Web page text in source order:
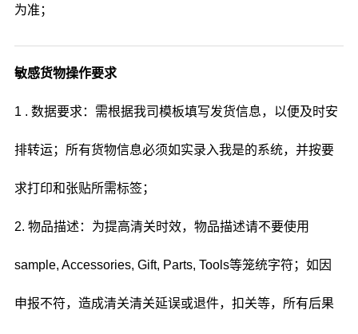
为准；
敏感货物操作要求
1 . 数据要求：需根据我司模板填写发货信息，以便及时安
排转运；所有货物信息必须如实录入我是的系统，并按要
求打印和张贴所需标签；
2. 物品描述：为提高清关时效，物品描述请不要使用
sample, Accessories, Gift, Parts, Tools等笼统字符；如因
申报不符，造成清关清关延误或退件，扣关等，所有后果